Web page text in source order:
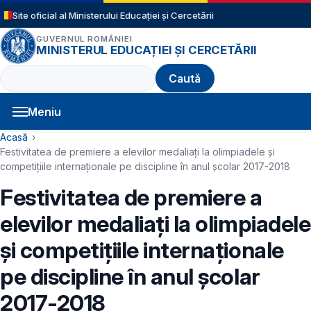
Sari la conținutul principal
Site oficial al Ministerului Educației și Cercetării
GUVERNUL ROMÂNIEI
MINISTERUL EDUCAȚIEI ȘI CERCETĂRII
Caută
Meniu
Navigație principală
Cale de navigare
Acasă
Festivitatea de premiere a elevilor medaliaţi la olimpiadele și
competițiile internaţionale pe discipline în anul școlar 2017-2018
Festivitatea de premiere a
elevilor medaliaţi la olimpiadele
și competițiile internaţionale
pe discipline în anul școlar
2017-2018